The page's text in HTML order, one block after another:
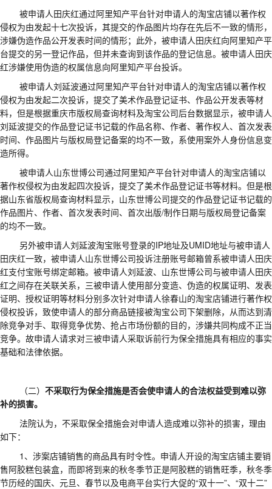
被申请人田庆红通过阿里知产平台针对申请人的淘宝店铺以著作权
侵权为由发起十七次投诉，其提交的作品图片均存在先后不一致的情形，
涉嫌伪造作品公开发表时间的情形；此外，被申请人田庆红向阿里知产平
台提交的另一登记作品，但并未查询到该作品的登记信息。被申请人田庆
红涉嫌使用伪造的权属信息向阿里知产平台投诉。
被申请人刘延波通过阿里知产平台针对申请人的淘宝店铺以著作权
侵权为由发起二次投诉，提交了美术作品登记证书、作品公开发表等材
料，但是根据重庆市版权局查询材料及淘宝公司后台数据显示，被申请人
刘延波提交的作品登记证书记载的作品名称、作者、著作权人、首次发表
时间、作品图片与版权局登记备案的均不一致，系使用案外人身份信息变
造所得。
被申请人山东世博公司通过阿里知产平台针对申请人的淘宝店铺以
著作权侵权为由发起四次投诉，提交了美术作品登记证书等材料。但是根
据山东省版权局查询材料显示，山东世博公司提交的作品登记证书记载的
作品图片、作者、首次发表时间、首次出版/制作日期与版权局登记备案
的均不一致。
另外被申请人刘延波淘宝账号登录的IP地址及UMID地址与被申请人
田庆红一致，被申请人山东世博公司投诉注册账号邮箱曾系被申请人田庆
红支付宝账号绑定邮箱。被申请人刘延波、山东世博公司与被申请人田庆
红之间存在关联关系，三被申请人使用部分变造、伪造的权属证明、发表
证明、授权证明等材料分别多次针对申请人徐春山的淘宝店铺进行著作权
侵权投诉，致使申请人的部分商品链接被淘宝公司下架删除，从而达到清
除竞争对手、取得竞争优势、抢占市场份额的目的，涉嫌共同构成不正当
竞争。故申请人请求对三被申请人采取诉前行为保全措施具有相应的事实
基础和法律依据。
（二） 不采取行为保全措施是否会使申请人的合法权益受到难以弥
补的损害。
法院认为，不采取保全措施会对申请人造成难以弥补的损害，理由
如下：
1、 涉案店铺销售的商品具有时令性。申请人开设的淘宝店铺主要销
售阿胶糕包装盒，而即将到来的秋冬季节正是阿胶糕的销售旺季，秋冬季
节历经的国庆、元旦、春节以及电商平台实行大促的“双十一”、 “双十二”